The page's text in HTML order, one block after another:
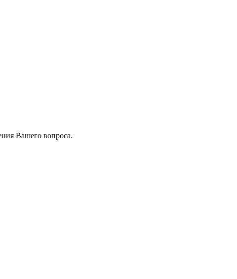
Вашего вопроса.